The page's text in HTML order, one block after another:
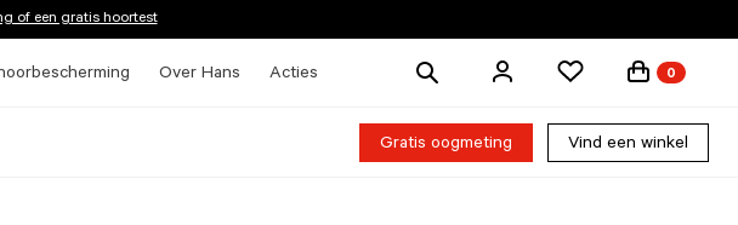
of een gratis hoortest
Over Hans Acties
Zoek
0
Gratis oogmeting Vind een winkel